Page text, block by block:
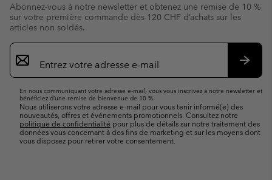
Abonnez-vous à notre newsletter et obtenez une remise de 10 %
sur votre première commande dès 120 CHF d’achats sur les
articles non soldés.
Inscription
par
e-
En nous communiquant votre adresse e-mail, vous vous inscrivez à notre newsletter et
bénéficiez d’une remise de bienvenue de 10 %.
Nous utiliserons votre adresse e-mail pour vous tenir informé(e) des
nouveautés, offres et événements promotionnels. Consultez notre
politique de confidentialité pour plus de détails sur notre traitement des
données vous concernant à des fins de marketing et sur les moyens dont
vous disposez pour retirer votre consentement.